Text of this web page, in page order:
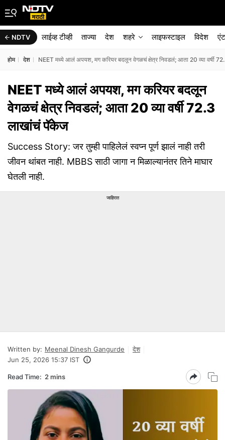
NDTV लाईव्ह टीव्ही ताज्या देश शहरे लाइफस्टाइल विदेश
होम देश NEET मध्ये आलं अपयश, मग करियर बदलून वेगळचं क्षेत्र निवडलं; आता 20 व्या वर्षी
NEET मध्ये आलं अपयश, मग करियर बदलून
वेगळचं क्षेत्र निवडलं; आता 20 व्या वर्षी 72.3
लाखांचं पॅकेज
Success Story: जर तुम्ही पाहिलेलं स्वप्न पूर्ण झालं नाही तरी
जीवन थांबत नाही. MBBS साठी जागा न मिळाल्यानंतर तिने माघार
घेतली नाही.
जाहिरात
Written by: Meenal Dinesh Gangurde
देश
Jun 25, 2026 15:37 IST
Read Time: 2 mins